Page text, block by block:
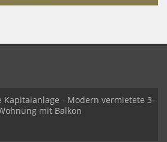
Kapitalanlage - Modern vermietete 3-
mit Balkon